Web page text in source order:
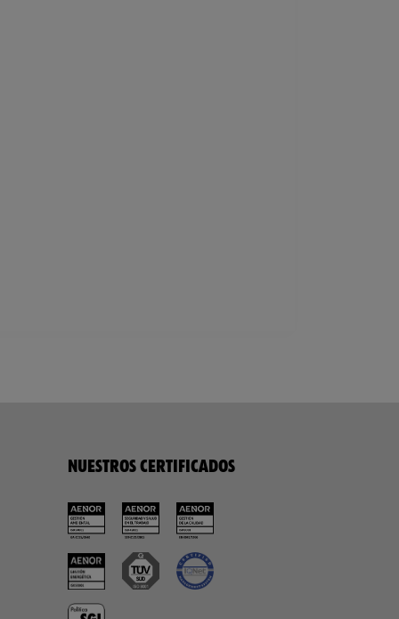
NUESTROS CERTIFICADOS